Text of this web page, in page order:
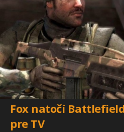
Fox natočí
pre TV